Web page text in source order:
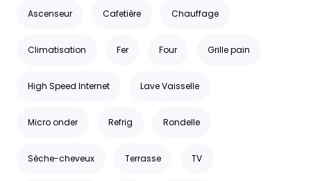
Ascenseur Cafetière Chauffage
Climatisation Fer Four Grille pain
High Speed Internet Lave Vaisselle
Micro onder Refrig Rondelle
Sèche-cheveux Terrasse TV